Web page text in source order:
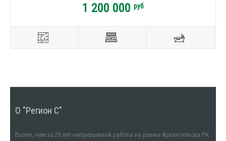
1 200 000 руб
О "Регион С"
Более, чем за 20 лет непрерывной работы на рынке Архангельска РК